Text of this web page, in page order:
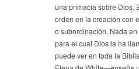
una primacía sobre Dios.
orden en la creación con
o subordinación. Nada
para el cual Dios la ha
puede ver en toda la